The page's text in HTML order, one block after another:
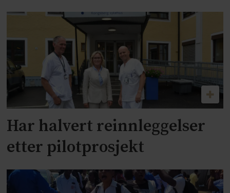
Har halvert reinnleggelser
etter pilotprosjekt